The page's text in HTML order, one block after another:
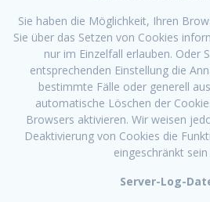
Sie haben die Möglichkeit, Ihren
Sie über das Setzen von Cookies
nur im Einzelfall erlauben. Oder
entsprechenden Einstellung die
bestimmte Fälle oder generell
automatische Löschen der
Browsers aktivieren. Wir weisen
Deaktivierung von Cookies die
eingeschränkt sein
Server-Log-